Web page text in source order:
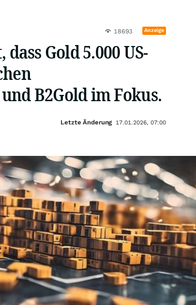
18693 Anzeige
Gold 5.000 US-
B2Gold im Fokus.
Letzte Änderung 17.01.2026, 07:00